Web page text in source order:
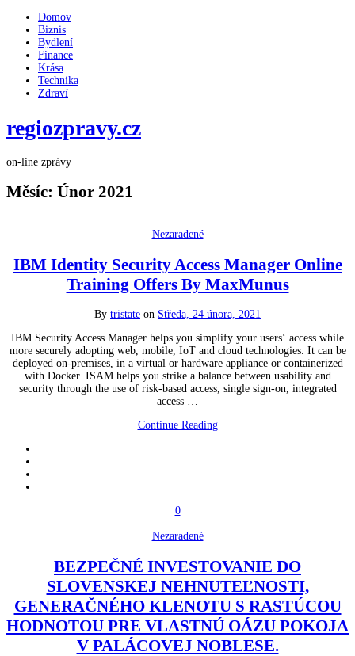
Domov
Biznis
Bydlení
Finance
Krása
Technika
Zdraví
regiozpravy.cz
on-line zprávy
Měsíc: Únor 2021
Nezaradené
IBM Identity Security Access Manager Online
Training Offers By MaxMunus
By tristate on Středa, 24 února, 2021
IBM Security Access Manager helps you simplify your users‘ access while
more securely adopting web, mobile, IoT and cloud technologies. It can be
deployed on-premises, in a virtual or hardware appliance or containerized
with Docker. ISAM helps you strike a balance between usability and
security through the use of risk-based access, single sign-on, integrated
access …
Continue Reading
0
Nezaradené
BEZPEČNÉ INVESTOVANIE DO
SLOVENSKEJ NEHNUTEĽNOSTI,
GENERAČNÉHO KLENOTU S RASTÚCOU
HODNOTOU PRE VLASTNÚ OÁZU POKOJA
V PALÁCOVEJ NOBLESE.